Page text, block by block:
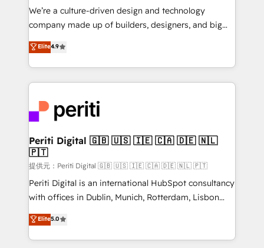
Portuguese, and English to design scalable strategies
that drive measurable growth. 🌎 Highlights: • 10+
Platform Migration Excellence. • Top 3 Partner of the
Year LATAM 2022, 2023, 2024, 2025. • Partner of the
business with HubSpot? Let Cebra’s experts help
you grow faster, smarter, and with impact.
We’re a culture-driven design and technology
company made up of builders, designers, and big
thinkers. We blend strategy, design, and
development—always fueled by curiosity—to turn
ideas, opportunities, and challenges into meaningful
experiences. To us, technology is more than just
and—most importantly—simple. That’s why we lean
into bold ideas and shape them into thoughtful
products and strategies that actually make a
difference.
Elite4.9
Periti Digital 🇬🇧 🇺🇸 🇮🇪 🇨🇦 🇩🇪 🇳🇱
🇵🇹
提供元：Periti Digital 🇬🇧 🇺🇸 🇮🇪 🇨🇦 🇩🇪 🇳🇱 🇵🇹
Periti Digital is an international HubSpot consultancy
with offices in Dublin, Munich, Rotterdam, Lisbon
and New York. 🔎 We are focused on enhancing
revenue-generation strategies for clients through
complete integration of core business processes
Elite5.0